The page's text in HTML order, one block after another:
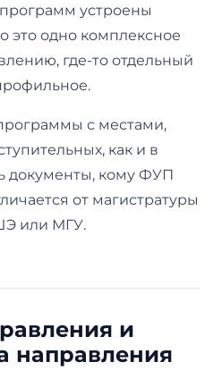
устроены
это одно комплексное
где-то отдельный
с местами,
как и в
документы, кому ФУП
от магистратуры
или МГУ.
и
направления